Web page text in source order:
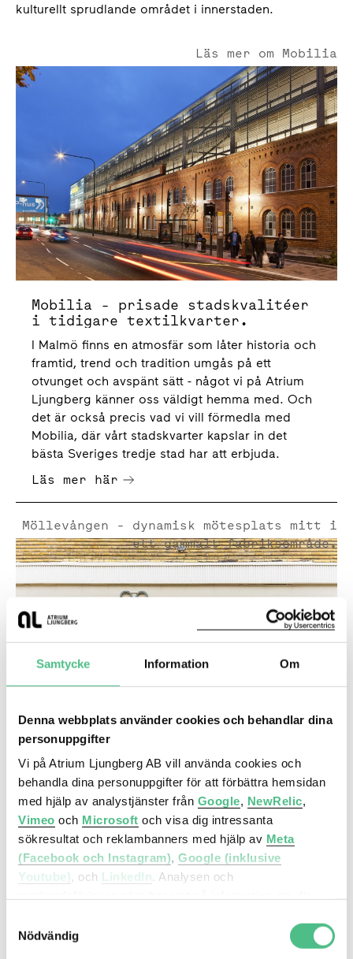
Samtycke Information Om
Denna webbplats använder cookies och behandlar dina
personuppgifter
Vi på Atrium Ljungberg AB vill använda cookies och
behandla dina personuppgifter för att förbättra hemsidan
med hjälp av analystjänster från Google, NewRelic,
Vimeo och Microsoft och visa dig intressanta
sökresultat och reklambanners med hjälp av Meta
(Facebook och Instagram), Google (inklusive
Youtube), och LinkedIn. Analysen och
annan information om hur du använder hemsidan och
information som dessa tjänster har om dig sedan tidigare.
Nödvändig
kulturellt sprudlande området i innerstaden.
Mobilia - prisade stadskvalitéer i tidigare textilkvarter.
Läs mer om Mobilia
Mobilia - prisade stadskvalitéer
i tidigare textilkvarter.
I Malmö finns en atmosfär som låter historia och
framtid, trend och tradition umgås på ett
otvunget och avspänt sätt - något vi på Atrium
Ljungberg känner oss väldigt hemma med. Och
det är också precis vad vi vill förmedla med
Mobilia, där vårt stadskvarter kapslar in det
bästa Sveriges tredje stad har att erbjuda.
Läs mer här
Möllevången - dynamisk mötesplats mitt i ett gammalt
Möllevången - dynamisk mötesplats mitt i
ett gammalt fabriksområde.
Möllevången - dynamisk mötesplats
mitt i ett gammalt fabriksområde.
Möllevången har ett unikt och attraktivt läge och
mångfald, både när det gäller människor, mat
och företagande. Stadsdelen ligger i centrala
Malmö kring Möllevångstorget, ett spännande
före detta fabriksområde som det senaste
”Möllan” är idag känt för sina många krogar och
nattklubbar och sitt breda kulturutbud.